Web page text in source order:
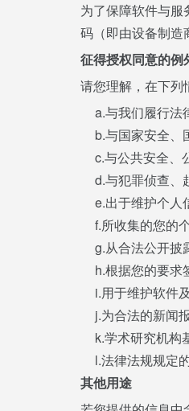
为了保障软件与
码（即由设备制造
征得授权同意的例
请您理解，在下列
a.与我们履行法
b.与国家安全、
c.与公共安全、
d.与犯罪侦查、
e.出于维护个人
f.所收集的您的
g.从合法公开披
h.根据您的要求
i.用于维护软件
j.为合法的新闻
k.学术研究机构
l.法律法规规定
其他用途